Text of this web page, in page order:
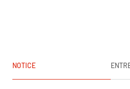
NOTICE